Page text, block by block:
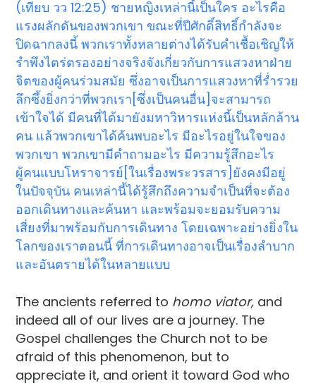
(เทียบ วว 12:25) ชายหญิงเหล่านี้เป็นใคร อะไรคือ
แรงผลักดันของพวกเขา ขณะที่ปีศักดิ์สิทธิ์กำลังจะ
ปิดฉากลงนี้ พวกเราทั้งหลายต่างได้รับคำเชื้อเชิญให้
รำพึงไตร่ตรองอย่างจริงจังเกี่ยวกับการแสวงหาฝ่าย
จิตของผู้คนร่วมสมัย ซึ่งอาจเป็นการแสวงหาที่ร่ำรวย
ลึกซึ้งยิ่งกว่าที่พวกเรา[ซึ่งเป็นคนอื่น]จะสามารถ
เข้าใจได้ มีคนที่ได้มายังมหาวิหารแห่งนี้เป็นหลักล้าน
คน แล้วพวกเขาได้ค้นพบอะไร มีอะไรอยู่ในใจของ
พวกเขา พวกเขามีคำถามอะไร มีความรู้สึกอะไร
ผู้คนแบบโหราจารย์[ในเรื่องพระวรสาร]ยังคงมีอยู่
ในปัจจุบัน คนเหล่านี้ได้รู้สึกถึงความจำเป็นที่จะต้อง
ออกเดินทางและค้นหา และพร้อมจะยอมรับความ
เสี่ยงที่มาพร้อมกับการเดินทาง โดยเฉพาะอย่างยิ่งใน
โลกของเราตอนนี้ ที่การเดินทางอาจเป็นเรื่องลำบาก
และอันตรายได้ในหลายแบบ
The ancients referred to homo viator, and
indeed all of our lives are a journey. The
Gospel challenges the Church not to be
afraid of this phenomenon, but to
appreciate it, and orient it toward God who